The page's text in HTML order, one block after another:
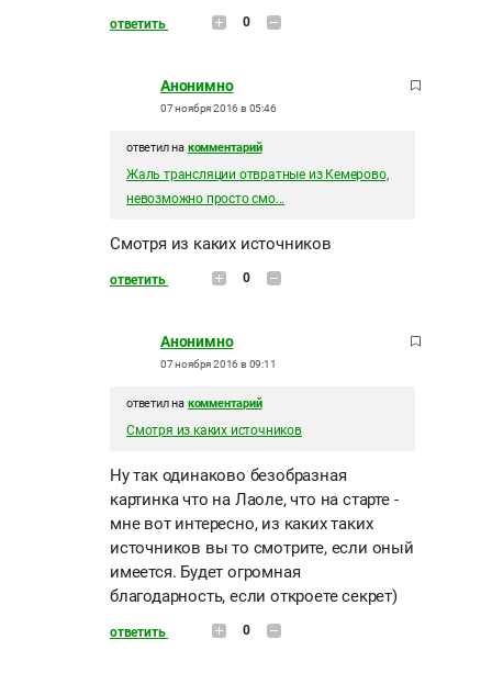
ответить 0
Анонимно
07 ноября 2016 в 05:46
ответил на комментарий
Жаль трансляции отвратные из Кемерово,
невозможно просто смо...
Смотря из каких источников
ответить 0
Анонимно
07 ноября 2016 в 09:11
ответил на комментарий
Смотря из каких источников
Ну так одинаково безобразная
картинка что на Лаоле, что на старте -
мне вот интересно, из каких таких
источников вы то смотрите, если оный
имеется. Будет огромная
благодарность, если откроете секрет)
ответить 0